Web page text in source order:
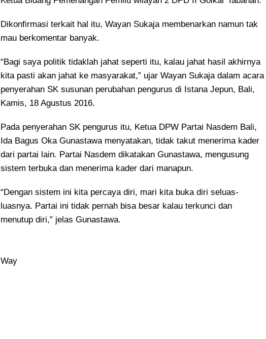
Dikonfirmasi terkait hal itu, Wayan Sukaja membenarkan namun tak
mau berkomentar banyak.
“Bagi saya politik tidaklah jahat seperti itu, kalau jahat hasil akhirnya
kita pasti akan jahat ke masyarakat,” ujar Wayan Sukaja dalam acara
penyerahan SK susunan perubahan pengurus di Istana Jepun, Bali,
Kamis, 18 Agustus 2016.
Pada penyerahan SK pengurus itu, Ketua DPW Partai Nasdem Bali,
Ida Bagus Oka Gunastawa menyatakan, tidak takut menerima kader
dari partai lain. Partai Nasdem dikatakan Gunastawa, mengusung
sistem terbuka dan menerima kader dari manapun.
“Dengan sistem ini kita percaya diri, mari kita buka diri seluas-
luasnya. Partai ini tidak pernah bisa besar kalau terkunci dan
menutup diri,” jelas Gunastawa.
Way